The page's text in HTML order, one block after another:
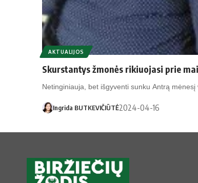
AKTUALIJOS
Skurstantys žmonės rikiuojasi prie
Netinginiauja, bet išgyventi sunku Antrą
Ingrida BUTKEVIČIŪTĖ2024-04-16